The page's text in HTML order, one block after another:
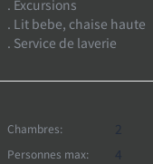
. Excursions
. Lit bebe, chaise haute
. Service de laverie
Chambres: 2
Personnes max: 4